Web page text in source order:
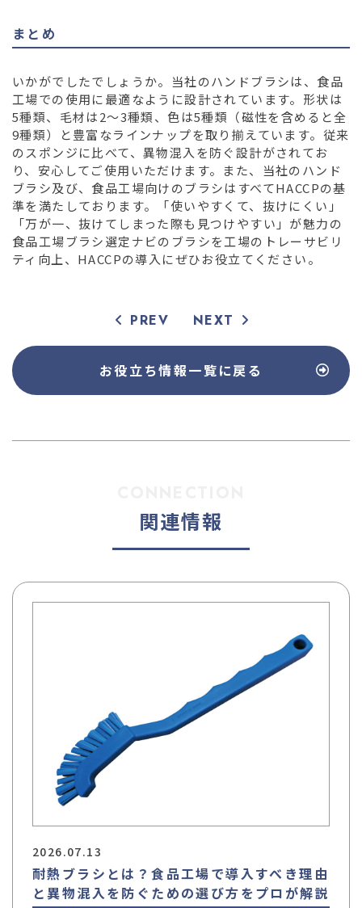
まとめ
いかがでしたでしょうか。当社のハンドブラシは、食品
工場での使用に最適なように設計されています。形状は
5種類、毛材は2〜3種類、色は5種類（磁性を含めると全
9種類）と豊富なラインナップを取り揃えています。従来
のスポンジに比べて、異物混入を防ぐ設計がされてお
り、安心してご使用いただけます。また、当社のハンド
ブラシ及び、食品工場向けのブラシはすべてHACCPの基
準を満たしております。「使いやすくて、抜けにくい」
「万が一、抜けてしまった際も見つけやすい」が魅力の
食品工場ブラシ選定ナビのブラシを工場のトレーサビリ
ティ向上、HACCPの導入にぜひお役立てください。
PREV NEXT
お役立ち情報一覧に戻る
関連情報
2026.07.13
耐熱ブラシとは？食品工場で導入すべき理由
と異物混入を防ぐための選び方をプロが解説